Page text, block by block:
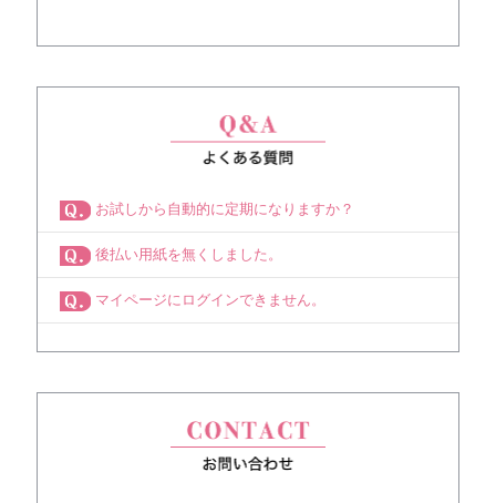
お試しから自動的に定期になりますか？
後払い用紙を無くしました。
マイページにログインできません。